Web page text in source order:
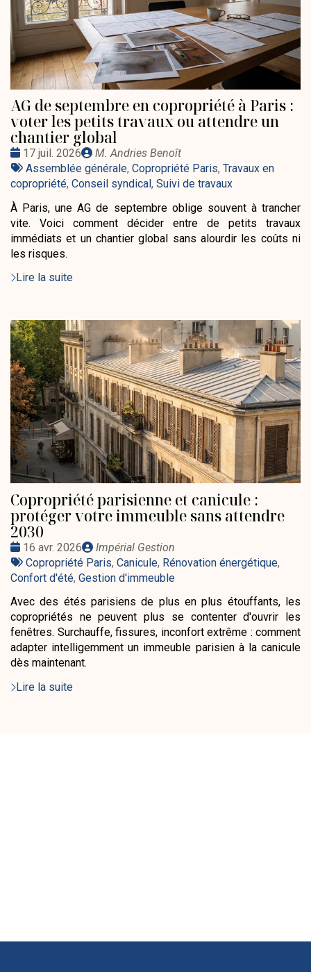
AG de septembre en copropriété à Paris :
voter les petits travaux ou attendre un
chantier global
Date
:
17 juil. 2026
Publié
par
M. Andries Benoît
Tags
:
Assemblée générale, Copropriété Paris, Travaux en
copropriété, Conseil syndical, Suivi de travaux
À Paris, une AG de septembre oblige souvent à trancher
vite. Voici comment décider entre de petits travaux
immédiats et un chantier global sans alourdir les coûts ni
les risques.
Lire la suite
Copropriété parisienne et canicule :
protéger votre immeuble sans attendre
2030
Date
:
16 avr. 2026
Publié
par
Impérial Gestion
Tags
:
Copropriété Paris, Canicule, Rénovation énergétique,
Confort d'été, Gestion d'immeuble
Avec des étés parisiens de plus en plus étouffants, les
copropriétés ne peuvent plus se contenter d'ouvrir les
fenêtres. Surchauffe, fissures, inconfort extrême : comment
adapter intelligemment un immeuble parisien à la canicule
dès maintenant.
Lire la suite